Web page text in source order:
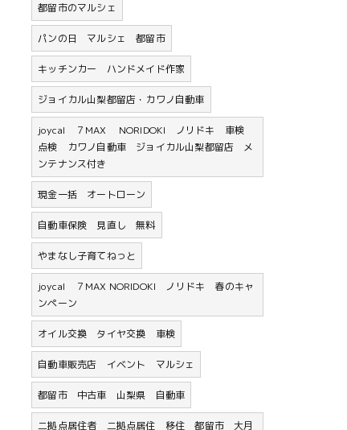
都留市のマルシェ
パンの日 マルシェ 都留市
キッチンカー ハンドメイド作家
ジョイカル山梨都留店・カワノ自動車
joycal ７MAX NORIDOKI ノリドキ 車検
点検 カワノ自動車 ジョイカル山梨都留店 メ
ンテナンス付き
現金一括 オートローン
自動車保険 見直し 無料
やまなし子育てねっと
joycal ７MAX NORIDOKI ノリドキ 春のキャ
ンペーン
オイル交換 タイヤ交換 車検
自動車販売店 イベント マルシェ
都留市 中古車 山梨県 自動車
二拠点居住者 二拠点居住 移住 都留市 大月